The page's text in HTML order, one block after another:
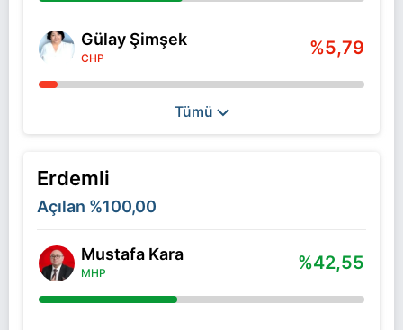
Gülay Şimşek
CHP %5,79
Tümü
Erdemli
Açılan %100,00
Mustafa Kara
MHP %42,55